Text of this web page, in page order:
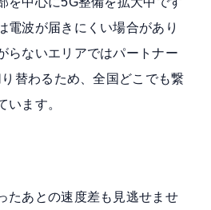
電波が届きにくい場合があり
らないエリアではパートナー
替わるため、全国どこでも繋
います。
たあとの速度差も見逃せませ